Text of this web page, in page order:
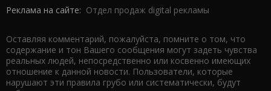
Реклама на сайте: Отдел продаж digital рекламы
Оставляя комментарий, пожалуйста, помните о том, что
содержание и тон Вашего сообщения могут задеть чувства
реальных людей, непосредственно или косвенно имеющих
отношение к данной новости. Пользователи, которые
нарушают эти правила грубо или систематически, будут